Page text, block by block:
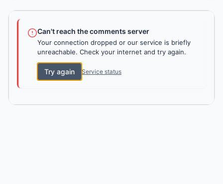
Can't reach the comments server
Your connection dropped or our service is briefly
unreachable. Check your internet and try again.
Try again Service status